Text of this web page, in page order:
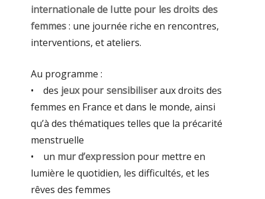
internationale de lutte pour les droits des
femmes: une journée riche en rencontres,
interventions, et ateliers.
Au programme :
• des jeux pour sensibiliseraux droits des
femmes en France et dans le monde, ainsi
qu’à des thématiques telles que la précarité
menstruelle
• un mur d’expression pour mettre en
lumière le quotidien, les difficultés, et les
rêves des femmes